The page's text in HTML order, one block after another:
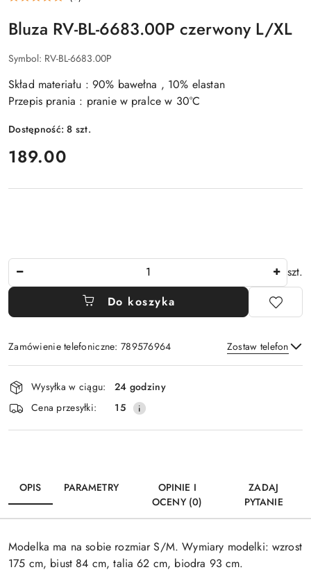
Bluza RV-BL-6683.00P czerwony L/XL
Symbol: RV-BL-6683.00P
Skład materiału : 90% bawełna , 10% elastan
Przepis prania : pranie w pralce w 30°C
Dostępność:8 szt.
cena:
189.00
szt.
Do koszyka
Zamówienie telefoniczne: 789576964 Zostaw telefon
Wyślij
Dostępność
i
dostawa
Wysyłka w ciągu:
24 godziny
Cena przesyłki:
15
OPIS PARAMETRY
OPINIE I
OCENY (0)
ZADAJ
PYTANIE
Modelka ma na sobie rozmiar S/M. Wymiary modelki: wzrost
175 cm, biust 84 cm, talia 62 cm, biodra 93 cm.